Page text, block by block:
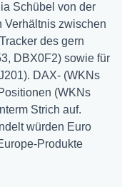
Schübel von der
Verhältnis zwischen
des gern
DBX0F2) sowie für
DAX- (WKNs
(WKNs
Strich auf.
würden Euro
Produkte